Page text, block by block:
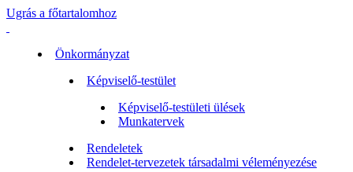
Ugrás a főtartalomhoz
Önkormányzat
Képviselő-testület
Képviselő-testületi ülések
Munkatervek
Rendeletek
Rendelet-tervezetek társadalmi véleményezése